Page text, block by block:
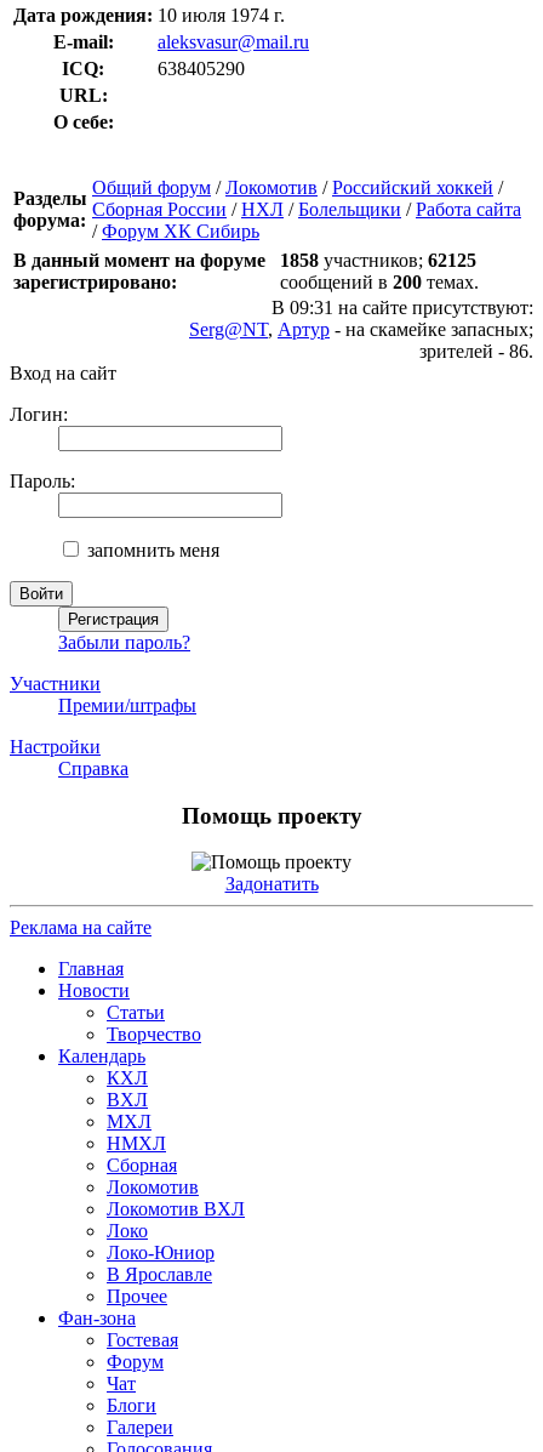
Дата рождения: 10 июля 1974 г.
E-mail:
aleksvasur@mail.ru
ICQ:
638405290
URL:
О себе:
Разделы
форума:
Общий форум /Локомотив /Российский хоккей /
Сборная России /НХЛ /Болельщики /Работа сайта
/Форум ХК Сибирь
В данный момент на форуме
зарегистрировано:
1858 участников; 62125
сообщений в 200 темах.
В 09:31 на сайте присутствуют:
Serg@NT, Артур - на скамейке запасных;
зрителей - 86.
Вход на сайт
Логин:
Пароль:
запомнить меня
Забыли пароль?
Участники
Премии/штрафы
Настройки
Справка
Помощь проекту
Задонатить
Реклама на сайте
Главная
Новости
Статьи
Творчество
Календарь
КХЛ
ВХЛ
МХЛ
НМХЛ
Сборная
Локомотив
Локомотив ВХЛ
Локо
Локо-Юниор
В Ярославле
Прочее
Фан-зона
Гостевая
Форум
Чат
Блоги
Галереи